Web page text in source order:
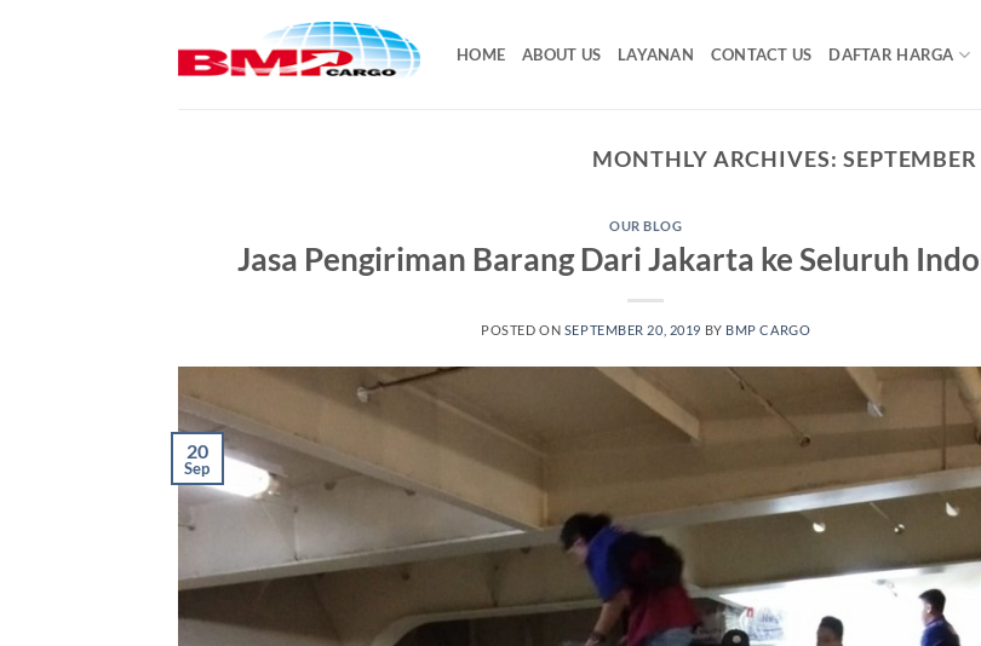
HOME ABOUT US LAYANAN CONTACT US DAFTAR HARGA
MONTHLY ARCHIVES:
OUR BLOG
Jasa Pengiriman Barang Dari Jakarta ke Seluruh
POSTED ON SEPTEMBER 20, 2019 BY BMP CARGO
20
Sep